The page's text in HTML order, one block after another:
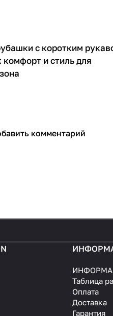
с коротким
комфорт и стиль для
комментарий
Таблица
Оплата
Доставка
Гарантия